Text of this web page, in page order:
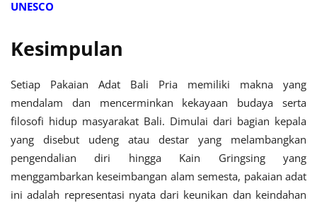
UNESCO
Kesimpulan
Setiap Pakaian Adat Bali Pria memiliki makna yang
mendalam dan mencerminkan kekayaan budaya serta
filosofi hidup masyarakat Bali. Dimulai dari bagian kepala
yang disebut udeng atau destar yang melambangkan
pengendalian diri hingga Kain Gringsing yang
menggambarkan keseimbangan alam semesta, pakaian adat
ini adalah representasi nyata dari keunikan dan keindahan